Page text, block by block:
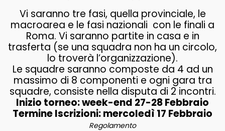
Vi saranno tre fasi, quella provinciale, le
macroarea e le fasi nazionali con le finali a
Roma. Vi saranno partite in casa e in
trasferta (se una squadra non ha un circolo,
lo troverà l’organizzazione).
Le squadre saranno composte da 4 ad un
massimo di 8 componenti e ogni gara tra
squadre, consiste nella disputa di 2 incontri.
Inizio torneo: week-end 27-28 Febbraio
Termine Iscrizioni: mercoledì 17 Febbraio
Regolamento